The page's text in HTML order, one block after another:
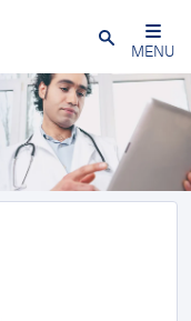
Schließen
MENU